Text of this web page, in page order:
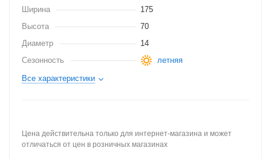
Ширина
175
Высота
70
Диаметр
14
Сезонность
летняя
Все характеристики
Цена действительна только для интернет-магазина и может
отличаться от цен в розничных магазинах